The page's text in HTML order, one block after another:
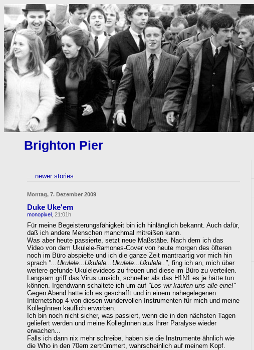
Brighton Pier
... newer stories
Montag, 7. Dezember 2009
Duke Uke'em
monopixel , 21:01h
Für meine Begeisterungsfähigkeit bin ich hinlänglich bekannt. Auch dafür,
daß ich andere Menschen manchmal mitreißen kann.
Was aber heute passierte, setzt neue Maßstäbe. Nach dem ich das
Video von dem Ukulele-Ramones-Cover von heute morgen des öfteren
noch im Büro abspielte und ich die ganze Zeit mantraartig vor mich hin
sprach "...Ukulele...Ukulele...Ukulele...Ukulele..", fing ich an, mich über
weitere gefunde Ukulelevideos zu freuen und diese im Büro zu verteilen.
Langsam griff das Virus umsich, schneller als das H1N1 es je hätte tun
können. Irgendwann schaltete ich um auf "Los wir kaufen uns alle eine!"
Gegen Abend hatte ich es geschafft und in einem nahegelegenen
Internetshop 4 von diesen wundervollen Instrumenten für mich und meine
KollegInnen käuflich erworben.
Ich bin noch nicht sicher, was passiert, wenn die in den nächsten Tagen
geliefert werden und meine KollegInnen aus Ihrer Paralyse wieder
erwachen...
Falls ich dann nix mehr schreibe, haben sie die Instrumente ähnlich wie
die Who in den 70ern zertrümmert, wahrscheinlich auf meinem Kopf.